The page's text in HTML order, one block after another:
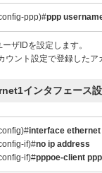
ppp)#ppp
ーザIDを設定します。
ウント設定で登録したア
インタフェース
interface ethernet
if)#no ip address
if)#pppoe-client